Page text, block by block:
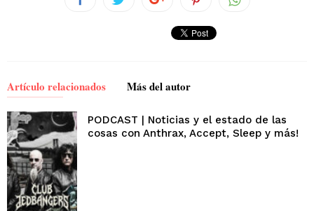
Artículo relacionados Más del autor
PODCAST | Noticias y el estado de las
cosas con Anthrax, Accept, Sleep y más!